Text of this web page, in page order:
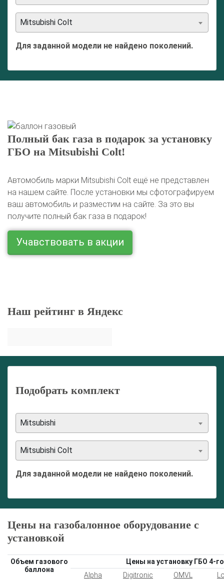
Mitsubishi Colt
Для заданной модели не найдено поколений.
Полный бак газа в подарок за установку
ГБО на Mitsubishi Colt!
Автомобиль марки Mitsubishi Colt ещё не представлен
на нашем сайте. После установки мы сфотографируем
ваш автомобиль и разместим на сайте. За это вы
получите полный бак газа в подарок!
Учавствовать в акции
Наш рейтинг в Яндекс
Подобрать комплект
Mitsubishi
Mitsubishi Colt
Для заданной модели не найдено поколений.
Цены на газобалонное оборудование с
установкой
Объем газового
баллона
Цены на установку ГБО 4-
Alpha
Digitronic OMVL